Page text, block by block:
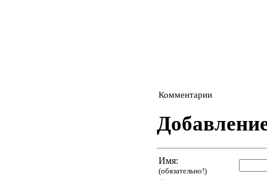
Комментарии
Имя:
(обязательно!)